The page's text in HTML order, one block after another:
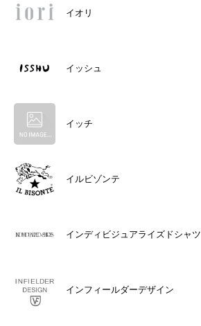
イオリ
イッシュ
イッチ
イルビゾンテ
インディビジュアライズドシャツ
インフィールダーデザイン